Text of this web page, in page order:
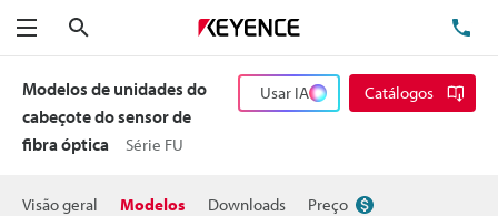
Menu
Modelos de unidades do
cabeçote do sensor de
fibra óptica
Série FU
Usar IA Catálogos
Visão geral Modelos Downloads Preço